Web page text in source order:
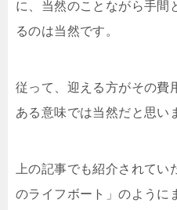
に、当然のことながら手間
るのは当然です。
従って、迎える方がその費
ある意味では当然だと思い
上の記事でも紹介されてい
のライフボート」のように